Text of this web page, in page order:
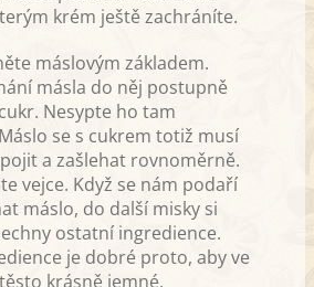
krém ještě zachráníte.
máslovým základem.
másla do něj postupně
Nesypte ho tam
se s cukrem totiž musí
a zašlehat rovnoměrně.
vejce. Když se nám podaří
máslo, do další misky si
ostatní ingredience.
je dobré proto, aby ve
krásně jemné,